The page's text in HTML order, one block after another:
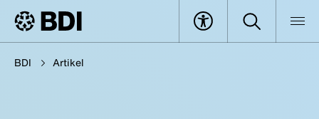
BDI Artikel